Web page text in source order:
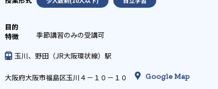
季節講習のみの受講可
玉川、野田（JR大阪環状線）駅
大阪府大阪市福島区玉川４－１０－１０ Google Map